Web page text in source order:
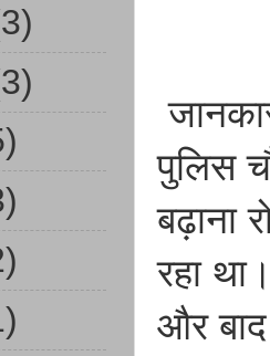
पुलिस
बढ़ाना
रहा
और